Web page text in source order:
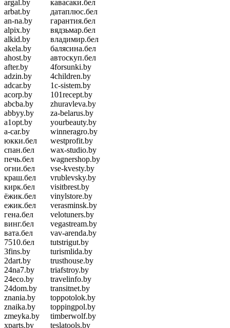
argal.by
arbat.by
an-na.by
alpix.by
alkid.by
akela.by
ahost.by
after.by
adzin.by
adcar.by
acorp.by
abcba.by
abbyy.by
a1opt.by
a-car.by
юкки.бел
спан.бел
печь.бел
огни.бел
краш.бел
кирк.бел
ёжик.бел
ежик.бел
гена.бел
винг.бел
вата.бел
7510.бел
3fins.by
2dart.by
24na7.by
24eco.by
24dom.by
znania.by
znaika.by
zmeyka.by
xparts.by
кавасаки.бел
датаплюс.бел
гарантия.бел
вядзьмар.бел
владимир.бел
балясина.бел
автоскуп.бел
4forsunki.by
4children.by
1c-sistem.by
101recept.by
zhuravleva.by
za-belarus.by
yourbeauty.by
winneragro.by
westprofit.by
wax-studio.by
wagnershop.by
vse-kvesty.by
vrublevsky.by
visitbrest.by
vinylstore.by
verasminsk.by
velotuners.by
vegastream.by
vav-arenda.by
tutstrigut.by
turismlida.by
trusthouse.by
triafstroy.by
travelinfo.by
transitnet.by
toppotolok.by
toppingpol.by
timberwolf.by
teslatools.by